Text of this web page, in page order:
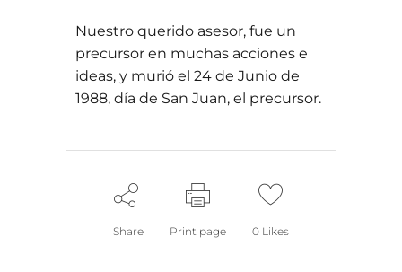
Nuestro querido asesor, fue un
precursor en muchas acciones e
ideas, y murió el 24 de Junio de
1988, día de San Juan, el precursor.
Share Print page 0 Likes